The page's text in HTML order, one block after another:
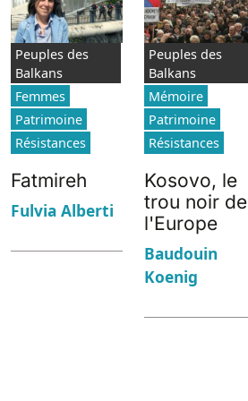
Peuples des
Balkans
Femmes
Patrimoine
Résistances
Fatmireh
Fulvia Alberti
Peuples des
Balkans
Mémoire
Patrimoine
Résistances
Kosovo, le
trou noir de
l'Europe
Baudouin
Koenig